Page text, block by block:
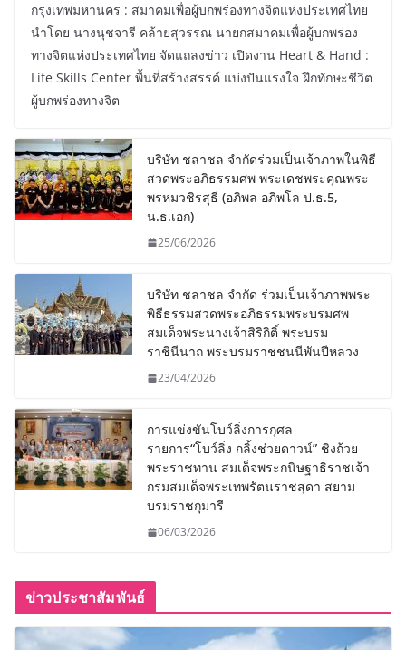
กรุงเทพมหานคร : สมาคมเพื่อผู้บกพร่องทางจิตแห่งประเทศไทย
นำโดย นางนุชจารี คล้ายสุวรรณ นายกสมาคมเพื่อผู้บกพร่อง
ทางจิตแห่งประเทศไทย จัดแถลงข่าว เปิดงาน Heart & Hand :
Life Skills Center พื้นที่สร้างสรรค์ แบ่งปันแรงใจ ฝึกทักษะชีวิต
ผู้บกพร่องทางจิต
บริษัท ชลาชล จำกัดร่วมเป็นเจ้าภาพในพิธี
สวดพระอภิธรรมศพ พระเดชพระคุณพระ
พรหมวชิรสุธี (อภิพล อภิพโล ป.ธ.5,
น.ธ.เอก)
25/06/2026
บริษัท ชลาชล จำกัด ร่วมเป็นเจ้าภาพพระ
พิธีธรรมสวดพระอภิธรรมพระบรมศพ
สมเด็จพระนางเจ้าสิริกิติ์ พระบรม
ราชินีนาถ พระบรมราชชนนีพันปีหลวง
23/04/2026
การแข่งขันโบว์ลิ่งการกุศล
รายการ“โบว์ลิ่ง กลิ้งช่วยดาวน์” ชิงถ้วย
พระราชทาน สมเด็จพระกนิษฐาธิราชเจ้า
กรมสมเด็จพระเทพรัตนราชสุดา สยาม
บรมราชกุมารี
06/03/2026
ข่าวประชาสัมพันธ์